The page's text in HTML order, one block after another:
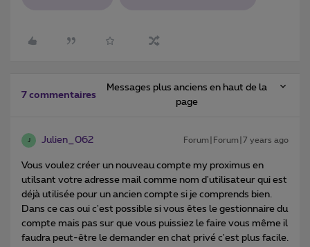
7 commentaires
Messages plus anciens en haut de la
page
Julien_062 Forum|Forum|7 years ago
Vous voulez créer un nouveau compte my proximus en
utilsant votre adresse mail comme nom d'utilisateur qui est
déjà utilisée pour un ancien compte si je comprends bien.
Dans ce cas oui c'est possible si vous êtes le gestionnaire du
compte mais pas sur que vous puissiez le faire vous même il
faudra peut-être le demander en chat privé c'est plus facile.